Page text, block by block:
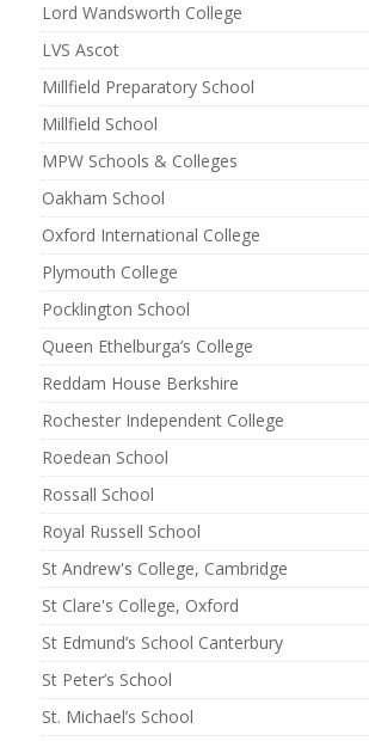
Lord Wandsworth College
LVS Ascot
Millfield Preparatory School
Millfield School
MPW Schools & Colleges
Oakham School
Oxford International College
Plymouth College
Pocklington School
Queen Ethelburga’s College
Reddam House Berkshire
Rochester Independent College
Roedean School
Rossall School
Royal Russell School
St Andrew's College, Cambridge
St Clare's College, Oxford
St Edmund’s School Canterbury
St Peter’s School
St. Michael’s School